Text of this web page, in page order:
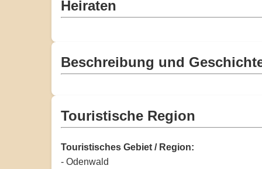
Heiraten
Beschreibung und
Touristische Region
Touristisches Gebiet / Region:
- Odenwald